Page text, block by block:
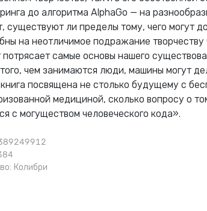
до алгоритма AlphaGo — на
существуют ли пределы тому, чего могут
на неотличимое подражание
потрясает самые основы нашего
чем занимаются люди, машины могут
посвящена не столько будущему с
медициной, сколько вопросу о
с могуществом человеческого кода».
Колибри